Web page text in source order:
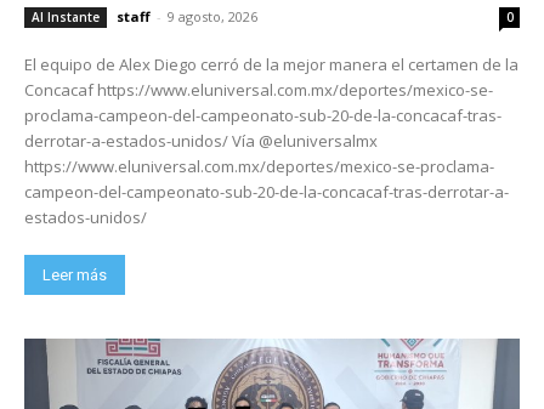
Al Instante staff - 9 agosto, 2026 0
El equipo de Alex Diego cerró de la mejor manera el certamen de la
Concacaf https://www.eluniversal.com.mx/deportes/mexico-se-
proclama-campeon-del-campeonato-sub-20-de-la-concacaf-tras-
derrotar-a-estados-unidos/ Vía @eluniversalmx
https://www.eluniversal.com.mx/deportes/mexico-se-proclama-
campeon-del-campeonato-sub-20-de-la-concacaf-tras-derrotar-a-
estados-unidos/
Leer más